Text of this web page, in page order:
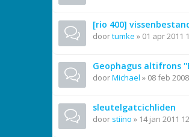
[rio 400]
doortumke » 01 apr 2011
Geophagus altifrons
doorMichael » 08 feb
sleutelgatcichliden
door stiino » 14 jan 2011